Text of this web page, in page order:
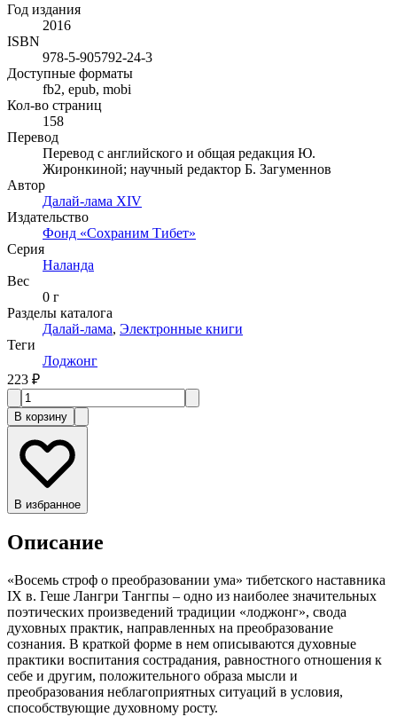
Год издания
2016
ISBN
978-5-905792-24-3
Доступные форматы
fb2, epub, mobi
Кол-во страниц
158
Перевод
Перевод с английского и общая редакция Ю.
Жиронкиной; научный редактор Б. Загуменнов
Автор
Далай-лама XIV
Издательство
Фонд «Сохраним Тибет»
Серия
Наланда
Вес
0 г
Разделы каталога
Далай-лама, Электронные книги
Теги
Лоджонг
223 ₽
В корзину
В избранное
Описание
«Восемь строф о преобразовании ума» тибетского наставника
IX в. Геше Лангри Тангпы ‒ одно из наиболее значительных
поэтических произведений традиции «лоджонг», свода
духовных практик, направленных на преобразование
сознания. В краткой форме в нем описываются духовные
практики воспитания сострадания, равностного отношения к
себе и другим, положительного образа мысли и
преобразования неблагоприятных ситуаций в условия,
способствующие духовному росту.